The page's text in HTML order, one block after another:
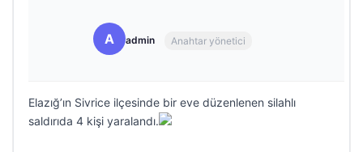
A admin Anahtar yönetici
Elazığ’ın Sivrice ilçesinde bir eve düzenlenen silahlı
saldırıda 4 kişi yaralandı.